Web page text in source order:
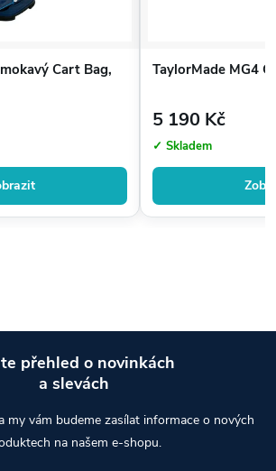
Cart Bag,
TaylorMade MG4
5 190 Kč
✓ Skladem
přehled o novinkách
a slevách
my vám budeme zasílat informace o nových
na našem e-shopu.